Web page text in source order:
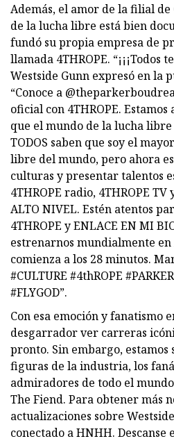
Además, el amor de la filial
de la lucha libre está bien
fundó su propia empresa de
llamada 4THROPE.
Westside Gunn expresó en la
“Conoce a
oficial con 4THROPE.
que el mundo de la lucha
TODOS saben que soy el
libre del mundo, pero ahora
culturas y presentar talentos
4THROPE radio, 4THROPE TV
ALTO NIVEL. Estén atentos
4THROPE y ENLACE EN MI
estrenarnos mundialmente en
comienza a los 28 minutos.
#CULTURE #4thROPE
#FLYGOD”.
Con esa emoción y fanatismo
desgarrador ver carreras
pronto. Sin embargo, estamos
figuras de la industria, los
admiradores de todo el
The Fiend. Para obtener más
actualizaciones sobre
conectado a HNHH. Descanse